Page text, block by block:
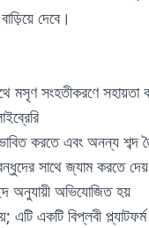
দেবে।
মসৃণ সংহতীকরণে সহায়তা
করতে এবং অনন্য শব্দ
সাথে জ্যাম করতে দেয়
অনুযায়ী অভিযোজিত হয়
একটি বিপ্লবী